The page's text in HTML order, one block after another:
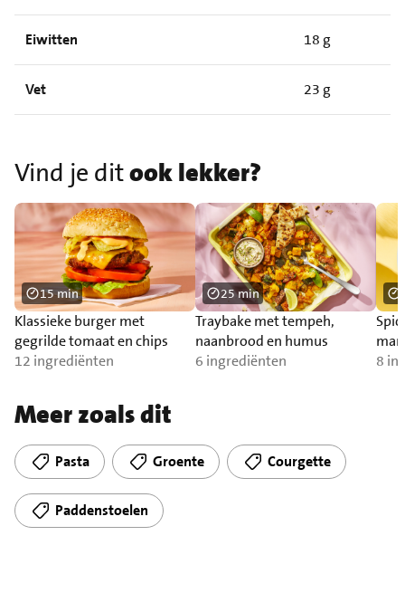
Eiwitten 18 g
Vet 23 g
Vind je ditook lekker?
Klassieke burger met
gegrilde tomaat en chips
12 ingrediënten
15 min
Traybake met tempeh,
naanbrood en humus
6 ingrediënten
25 min
8
Meer zoals dit
Pasta Groente Courgette
Paddenstoelen